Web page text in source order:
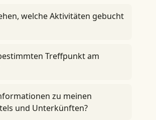
welche Aktivitäten gebucht
Treffpunkt am
zu meinen
und Unterkünften?